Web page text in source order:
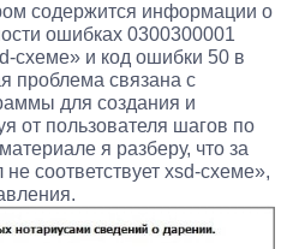
содержится информации о
ошибках 0300300001
схеме» и код ошибки 50 в
связана с
для создания и
от пользователя шагов по
я разберу, что за
соответствует xsd-схеме»,